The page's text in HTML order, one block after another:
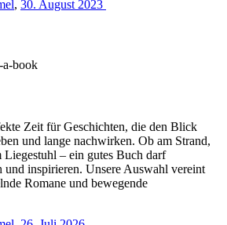
, 30. August 2023
Zeit für Geschichten, die den Blick
und lange nachwirken. Ob am Strand,
– ein gutes Buch darf
und inspirieren. Unsere Auswahl vereint
Romane und bewegende